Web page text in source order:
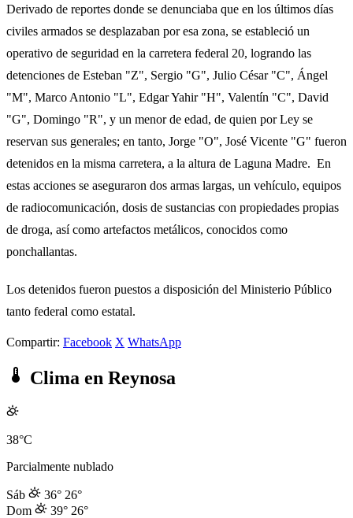
Derivado de reportes donde se denunciaba que en los últimos días
civiles armados se desplazaban por esa zona, se estableció un
operativo de seguridad en la carretera federal 20, logrando las
detenciones de Esteban "Z", Sergio "G", Julio César "C", Ángel
"M", Marco Antonio "L", Edgar Yahir "H", Valentín "C", David
"G", Domingo "R", y un menor de edad, de quien por Ley se
reservan sus generales; en tanto, Jorge "O", José Vicente "G" fueron
detenidos en la misma carretera, a la altura de Laguna Madre. En
estas acciones se aseguraron dos armas largas, un vehículo, equipos
de radiocomunicación, dosis de sustancias con propiedades propias
de droga, así como artefactos metálicos, conocidos como
ponchallantas.
Los detenidos fueron puestos a disposición del Ministerio Público
tanto federal como estatal.
Compartir: Facebook X WhatsApp
Clima en Reynosa
38°C
Parcialmente nublado
Sáb 36° 26°
Dom
39° 26°